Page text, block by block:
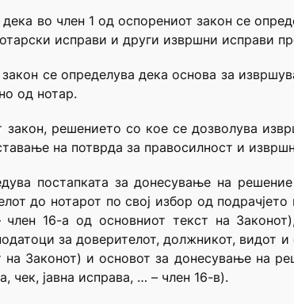
во член 1 од оспорениот закон се
исправи и други извршни исправи
се определува дека основа за
од нотар.
решението со кое се дозволува
на потврда за правосилност и
постапката за донесување на
до нотарот по свој избор од
16-а од основниот текст на
за доверителот, должникот, видот
на Законот) и основот за донесување на
јавна исправа, … – член 16-в).